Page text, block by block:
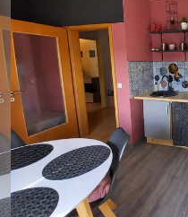
vorheriges Bild